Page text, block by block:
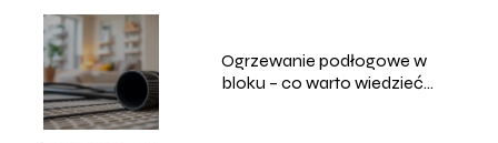
Ogrzewanie podłogowe w
bloku – co warto wiedzieć